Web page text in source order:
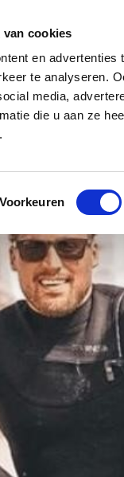
van cookies
en
te analyseren.
media,
die u aan ze
Voorkeuren
van Europa